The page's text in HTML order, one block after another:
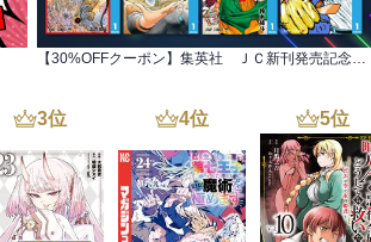
【30%OFFクーポン】集英社 ＪＣ新刊発売記念 440冊以上対象
3位 4位 5位